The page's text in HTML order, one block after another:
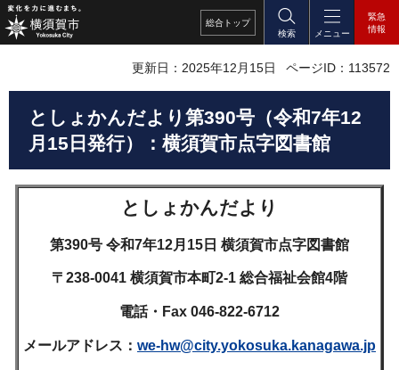
総合 トップ
検索
メニュー
緊急
情報
更新日：2025年12月15日 ページID：113572
としょかんだより第390号（令和7年12
月15日発行）：横須賀市点字図書館
としょかんだより
第390号 令和7年12月15日 横須賀市点字図書館
〒238-0041 横須賀市本町2-1 総合福祉会館4階
電話・Fax 046-822-6712
メールアドレス： we-hw@city.yokosuka.kanagawa.jp